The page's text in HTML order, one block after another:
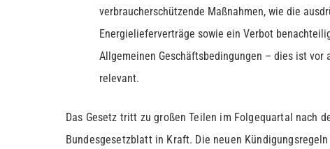
verbraucherschützende Maßnahmen, wie die
Energielieferverträge sowie ein Verbot
Allgemeinen Geschäftsbedingungen – dies ist vor
relevant.
Das Gesetz tritt zu großen Teilen im Folgequartal nach
Bundesgesetzblatt in Kraft. Die neuen